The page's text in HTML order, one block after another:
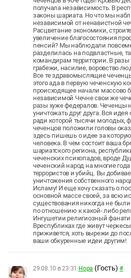
получала независимость. В
законы шариата. Но что мы
независимой от ненавистной
Расцветание экономики,
увеличение благосостояния
пенсий? Мы наблюдали
разделилась на подвластные,
командирам территории. В разы
грабежи, насилие, воровство
Все те здравомыслящие
этого ада в первую чеченскую
происходящее начали массово
независимой Чечне свои же
разы хуже федералов. Чеченцы
уничтожать друг друга. Вся
ради которой тысячи молодых,
чеченцов положили головы
здесь пишешь о идее за
человека. В чем состоит ваша
шариатского региона,
чеченских психопадов, вроде
чеченский народ на многие
террористов и убийц. Вы
уничтожения собственного
Исламу! И еще хочу сказать о
основной массе своей, за всю
существования никогда не
по отношению к какой- либо
Ингушетии религиозный
Вреспубликах где живут
приживется, хоть вырежи до
ваши обкуренные идеи другим!
29.08.10 в 23:31 Нора (Гость) #